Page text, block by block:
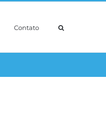
Contato